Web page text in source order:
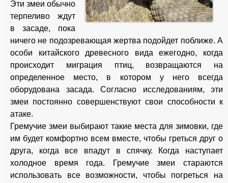
Эти змеи обычно
терпеливо ждут
в засаде, пока
ничего не подозревающая жертва подойдет поближе. А
особи китайского древесного вида ежегодно, когда
происходит миграция птиц, возвращаются на
определенное место, в котором у него всегда
оборудована засада. Согласно исследованиям, эти
змеи постоянно совершенствуют свои способности к
атаке.
Гремучие змеи выбирают такие места для зимовки, где
им будет комфортно всем вместе, чтобы греться друг о
друга, когда все впадут в спячку. Когда наступает
холодное время года. Гремучие змеи стараются
использовать все возможности, чтобы погреться на